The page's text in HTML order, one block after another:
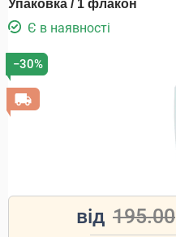
Упаковка / 1 флакон
Є в наявності
−30%
від 195.00